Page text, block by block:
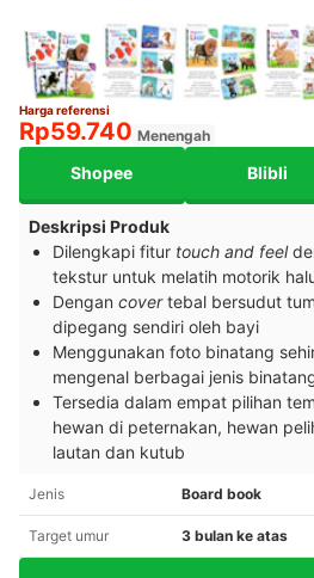
Harga referensi
Rp59.740 Menengah
Shopee Blibli
Deskripsi Produk
Dilengkapi fitur touch and feel
tekstur untuk melatih motorik
Dengan covertebal bersudut
dipegang sendiri oleh bayi
Menggunakan foto binatang
mengenal berbagai jenis
Tersedia dalam empat pilihan
hewan di peternakan, hewan
lautan dan kutub
Jenis Board book
Target umur 3 bulan ke atas